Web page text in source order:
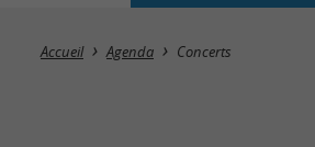
Masquer la carte
Accueil Agenda Concerts